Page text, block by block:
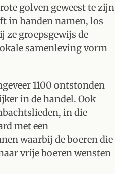
golven geweest te zijn
in handen namen, los
ze groepsgewijs de
samenleving vorm
1100 ontstonden
in de handel. Ook
in die
met een
waarbij de boeren die
vrije boeren wensten